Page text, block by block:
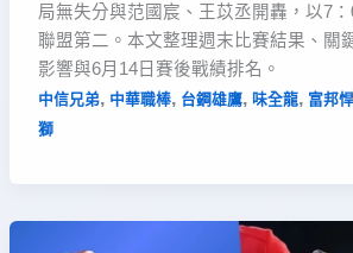
局無失分與范國宸、王苡丞開轟，以7
聯盟第二。本文整理週末比賽結果、關
影響與6月14日賽後戰績排名。
中信兄弟, 中華職棒, 台鋼雄鷹, 味全龍, 富邦
獅